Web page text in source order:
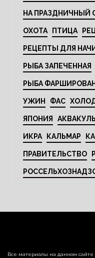
НА ПРАЗДНИЧНЫЙ
ОХОТА ПТИЦА
РЕЦЕПТЫ ДЛЯ
РЫБА ЗАПЕЧЕННАЯ
РЫБА
УЖИН ФАС
ЯПОНИЯ
ИКРА КАЛЬМАР
ПРАВИТЕЛЬСТВО
Все материалы на данном сайте